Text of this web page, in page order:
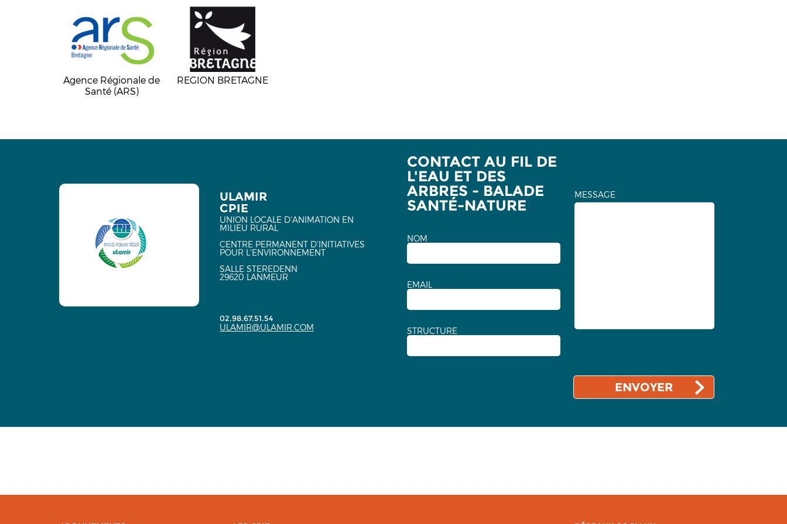
Agence Régionale de
Santé (ARS)
REGION BRETAGNE
ULAMIR
CPIE
UNION LOCALE D'ANIMATION EN
MILIEU RURAL
CENTRE PERMANENT D'INITIATIVES
POUR L'ENVIRONNEMENT
SALLE STEREDENN
29620 LANMEUR
02.98.67.51.54
ULAMIR@ULAMIR.COM
CONTACT AU FIL DE
L'EAU ET DES
ARBRES - BALADE
SANTÉ-NATURE
NOM
EMAIL
STRUCTURE
MESSAGE